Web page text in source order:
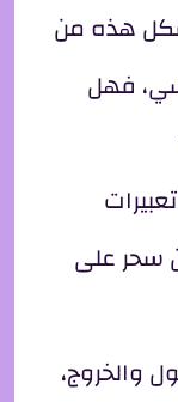
فكل هذه من
فهل
سحر على
والخروج،